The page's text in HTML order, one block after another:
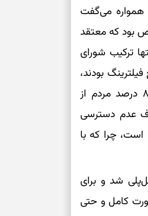
همواره می‌گفت
بود که معتقد
ترکیب شورای
بودند،
دکتر پزشکیان بسیار تلاش و صحبت کرد که فیلترینگ بی‌فایده است، وقتی ۸۰ درصد مردم از
عدم دسترسی
چرا که با
شد و برای
جنگ ۱۲ روزه اینترنت به صورت کامل و حتی